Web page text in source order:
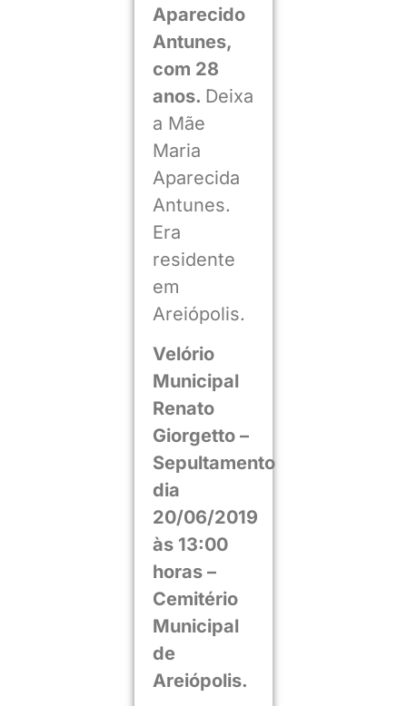
Aparecido
Antunes,
com 28
anos. Deixa
a Mãe
Maria
Aparecida
Antunes.
Era
residente
em
Areiópolis.
Velório
Municipal
Renato
Giorgetto –
Sepultamento
dia
20/06/2019
às 13:00
horas –
Cemitério
Municipal
de
Areiópolis.